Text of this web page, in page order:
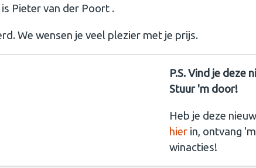
Pieter van der Poort .
We wensen je veel plezier met je prijs.
P.S. Vind je deze
Stuur 'm door!
Heb je deze
hier in, ontvang
winacties!